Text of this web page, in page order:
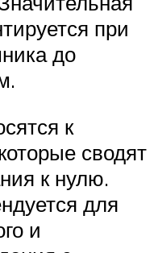
при
до
к
сводят
к нулю.
для
и